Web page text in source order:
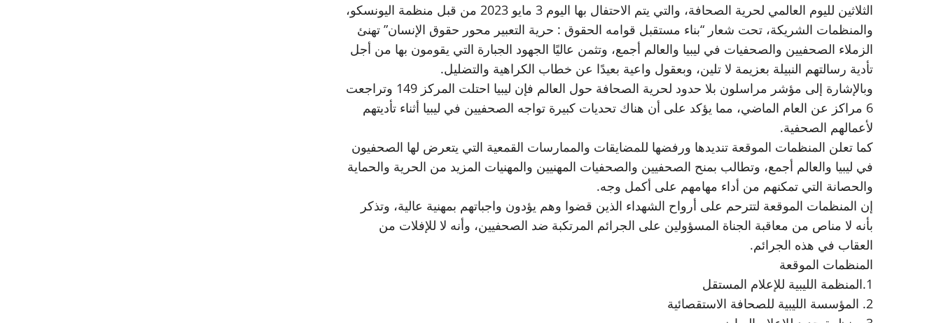
الثلاثين لليوم العالمي لحرية الصحافة، والتي يتم الاحتفال بها اليوم 3 مايو 2023 من قبل منظمة اليونسكو،
والمنظمات الشريكة، تحت شعار “بناء مستقبل قوامه الحقوق : حرية التعبير محور حقوق الإنسان” تهنئ
الزملاء الصحفيين والصحفيات في ليبيا والعالم أجمع، وتثمن عاليًا الجهود الجبارة التي يقومون بها من أجل
تأدية رسالتهم النبيلة بعزيمة لا تلين، وبعقول واعية بعيدًا عن خطاب الكراهية والتضليل.
وبالإشارة إلى مؤشر مراسلون بلا حدود لحرية الصحافة حول العالم فإن ليبيا احتلت المركز 149 وتراجعت
6 مراكز عن العام الماضي، مما يؤكد على أن هناك تحديات كبيرة تواجه الصحفيين في ليبيا أثناء تأديتهم
لأعمالهم الصحفية.
كما تعلن المنظمات الموقعة تنديدها ورفضها للمضايقات والممارسات القمعية التي يتعرض لها الصحفيون
في ليبيا والعالم أجمع، وتطالب بمنح الصحفيين والصحفيات المهنيين والمهنيات المزيد من الحرية والحماية
والحصانة التي تمكنهم من أداء مهامهم على أكمل وجه.
إن المنظمات الموقعة لتترحم على أرواح الشهداء الذين قضوا وهم يؤدون واجباتهم بمهنية عالية، وتذكر
بأنه لا مناص من معاقبة الجناة المسؤولين على الجرائم المرتكبة ضد الصحفيين، وأنه لا للإفلات من
العقاب في هذه الجرائم.
المنظمات الموقعة
1.المنظمة الليبية للإعلام المستقل
2. المؤسسة الليبية للصحافة الاستقصائية